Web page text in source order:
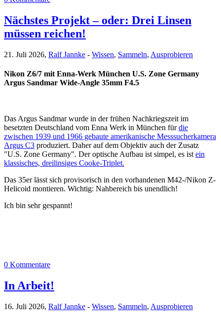
Nächstes Projekt – oder: Drei Linsen
müssen reichen!
21. Juli 2026, Ralf Jannke - Wissen, Sammeln, Ausprobieren
Nikon Z6/7 mit Enna-Werk München U.S. Zone Germany
Argus Sandmar Wide-Angle 35mm F4.5
Das Argus Sandmar wurde in der frühen Nachkriegszeit im
besetzten Deutschland vom Enna Werk in München fürdie
zwischen 1939 und 1966 gebaute amerikanische Messsucherkamera
Argus C3 produziert. Daher auf dem Objektiv auch der Zusatz
"U.S. Zone Germany". Der optische Aufbau ist simpel, es ist ein
klassisches, dreilinsiges Cooke-Triplet.
Das 35er lässt sich provisorisch in den vorhandenen M42-/Nikon Z-
Helicoid montieren. Wichtig: Nahbereich bis unendlich!
Ich bin sehr gespannt!
0 Kommentare
In Arbeit!
16. Juli 2026, Ralf Jannke - Wissen, Sammeln, Ausprobieren